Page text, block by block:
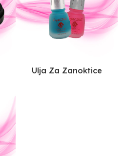
Ulja Za Zanoktice